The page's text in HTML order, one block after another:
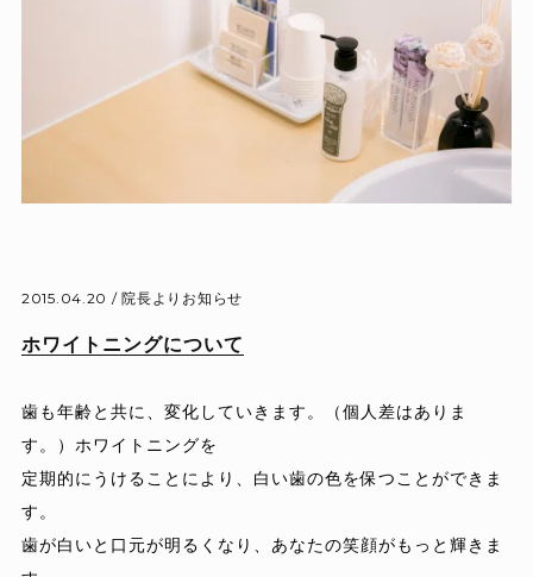
2015.04.20 /院長よりお知らせ
ホワイトニングについて
歯も年齢と共に、変化していきます。（個人差はありま
す。）ホワイトニングを
定期的にうけることにより、白い歯の色を保つことができま
す。
歯が白いと口元が明るくなり、あなたの笑顔がもっと輝きま